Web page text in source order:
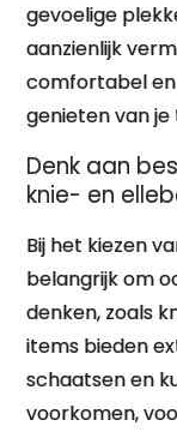
gevoelige
aanzienlijk
comfortabel en
genieten van je
Denk aan
knie- en
Bij het kiezen
belangrijk om
denken, zoals
items bieden
schaatsen en
voorkomen,